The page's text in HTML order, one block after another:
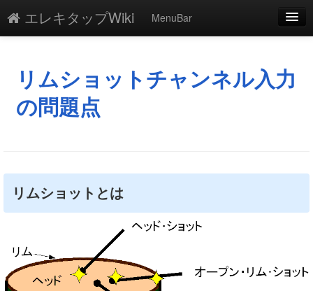
エレキタップWiki
MenuBar
添付
凍結
一覧
単語検索
リムショットチャンネル入力
の問題点
リムショットとは